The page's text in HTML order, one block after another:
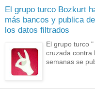
El grupo turco Bozkurt
más bancos y publica
los datos filtrados
El grupo turco
cruzada contra
semanas se